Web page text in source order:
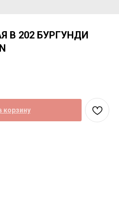
B 202 БУРГУНДИ
корзину